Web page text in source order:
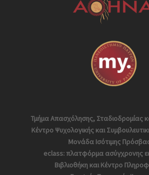
Τμήμα Απασχόλησης, Σταδιοδρομίας
Κέντρο Ψυχολογικής και
Μονάδα Ισότιμης
eclass: πλατφόρμα ασύγχρονης
Βιβλιοθήκη και Κέντρο